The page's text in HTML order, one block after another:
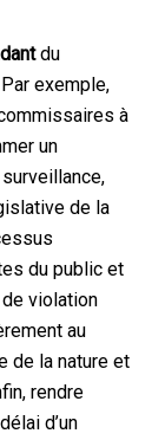
du
exemple,
à
un
de la
du public et
violation
au
de la nature et
rendre
d’un